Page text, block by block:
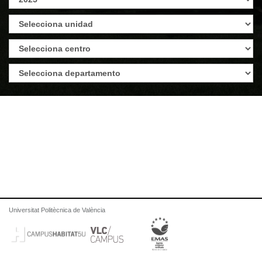
Universitat Politècnica de València